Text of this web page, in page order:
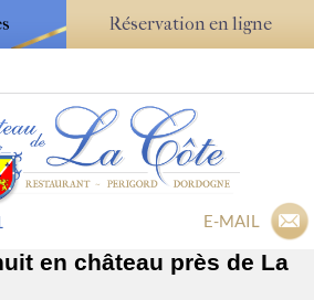
Réservation en ligne
E-MAIL
en château près de La